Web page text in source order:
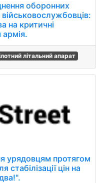
оборонних
на критичні
літальний апарат
урядовцям протягом
цін на